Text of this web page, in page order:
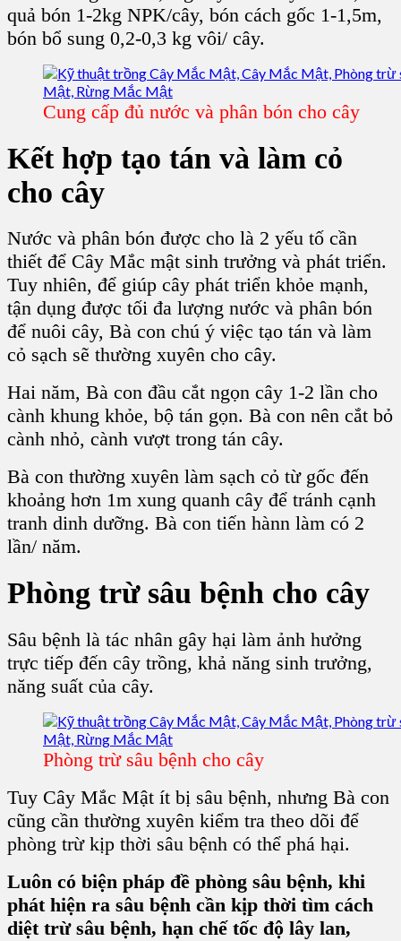
quả bón 1-2kg NPK/cây, bón cách gốc 1-1,5m,
bón bổ sung 0,2-0,3 kg vôi/ cây.
Cung cấp đủ nước và phân bón cho cây
Kết hợp tạo tán và làm cỏ
cho cây
Nước và phân bón được cho là 2 yếu tố cần
thiết để Cây Mắc mật sinh trưởng và phát triển.
Tuy nhiên, để giúp cây phát triển khỏe mạnh,
tận dụng được tối đa lượng nước và phân bón
để nuôi cây, Bà con chú ý việc tạo tán và làm
cỏ sạch sẽ thường xuyên cho cây.
Hai năm, Bà con đầu cắt ngọn cây 1-2 lần cho
cành khung khỏe, bộ tán gọn. Bà con nên cắt bỏ
cành nhỏ, cành vượt trong tán cây.
Bà con thường xuyên làm sạch cỏ từ gốc đến
khoảng hơn 1m xung quanh cây để tránh cạnh
tranh dinh dưỡng. Bà con tiến hànn làm có 2
lần/ năm.
Phòng trừ sâu bệnh cho cây
Sâu bệnh là tác nhân gây hại làm ảnh hưởng
trực tiếp đến cây trồng, khả năng sinh trưởng,
năng suất của cây.
Phòng trừ sâu bệnh cho cây
Tuy Cây Mắc Mật ít bị sâu bệnh, nhưng Bà con
cũng cần thường xuyên kiểm tra theo dõi để
phòng trừ kịp thời sâu bệnh có thể phá hại.
Luôn có biện pháp đề phòng sâu bệnh, khi
phát hiện ra sâu bệnh cần kịp thời tìm cách
diệt trừ sâu bệnh, hạn chế tốc độ lây lan,